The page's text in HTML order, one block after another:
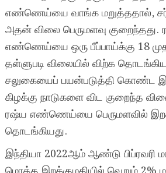
எண்ணெய்யை வாங்க மறுத்ததால்,
அதன் விலை பெருமளவு குறைந்தது.
எண்ணெய்யை ஒரு பீப்பாய்க்கு 18
தள்ளுபடி விலையில் விற்க
சலுகையைப் பயன்படுத்தி கொண்ட
கிழக்கு நாடுகளை விட குறைந்த
ரஷ்ய எண்ணெய்யை பெருமளவில்
தொடங்கியது.
இந்தியா 2022ஆம் ஆண்டு பிப்ரவரி